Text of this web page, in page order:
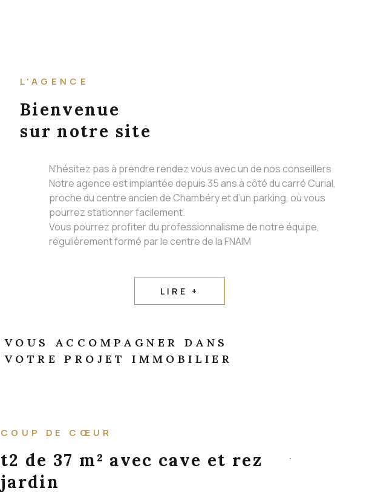
L'AGENCE
Bienvenue
sur notre site
N'hésitez pas à prendre rendez vous avec un de nos conseillers
Notre agence est implantée depuis 35 ans à côté du carré Curial,
proche du centre ancien de Chambéry et d’un parking, où vous
pourrez stationner facilement.
Vous pourrez profiter du professionnalisme de notre équipe,
régulièrement formé par le centre de la FNAIM
LIRE +
VOUS ACCOMPAGNER DANS
VOTRE PROJET IMMOBILIER
COUP DE CŒUR
t2 de 37 m² avec cave et rez
jardin